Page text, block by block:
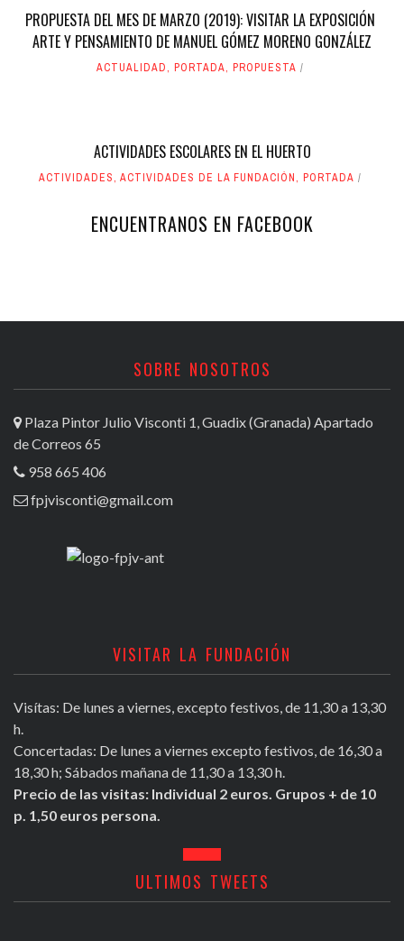
PROPUESTA DEL MES DE MARZO (2019): VISITAR LA EXPOSICIÓN
ARTE Y PENSAMIENTO DE MANUEL GÓMEZ MORENO GONZÁLEZ
ACTUALIDAD, PORTADA, PROPUESTA
ACTIVIDADES ESCOLARES EN EL HUERTO
ACTIVIDADES, ACTIVIDADES DE LA FUNDACIÓN, PORTADA
ENCUENTRANOS EN FACEBOOK
SOBRE NOSOTROS
Plaza Pintor Julio Visconti 1, Guadix (Granada) Apartado
de Correos 65
958 665 406
fpjvisconti@gmail.com
VISITAR LA FUNDACIÓN
Visítas: De lunes a viernes, excepto festivos, de 11,30 a 13,30
h.
Concertadas: De lunes a viernes excepto festivos, de 16,30 a
18,30 h; Sábados mañana de 11,30 a 13,30 h.
Precio de las visitas: Individual 2 euros. Grupos + de 10
p. 1,50 euros persona.
ULTIMOS TWEETS